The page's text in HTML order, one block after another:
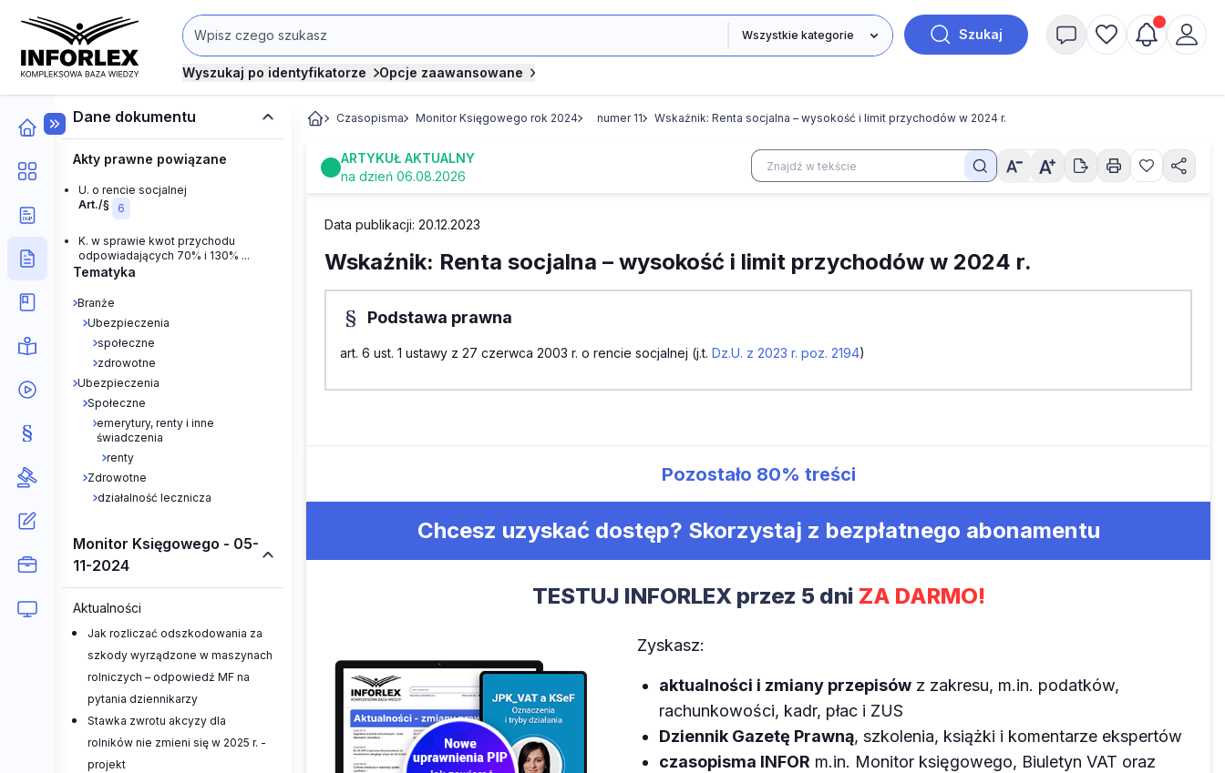
Szukaj
Wyszukaj po identyfikatorze Opcje zaawansowane
Dane dokumentu
Akty prawne powiązane
U. o rencie socjalnej
Art./§
6
K. w sprawie kwot przychodu
odpowiadających 70% i 130% ...
Tematyka
Branże
Ubezpieczenia
społeczne
zdrowotne
Ubezpieczenia
Społeczne
emerytury, renty i inne
świadczenia
renty
Zdrowotne
działalność lecznicza
Monitor Księgowego - 05-
11-2024
Aktualności
Jak rozliczać odszkodowania za
szkody wyrządzone w maszynach
rolniczych – odpowiedź MF na
pytania dziennikarzy
Stawka zwrotu akcyzy dla
rolników nie zmieni się w 2025 r. -
projekt
Czasopisma Monitor Księgowego rok 2024 numer 11 Wskaźnik: Renta socjalna – wysokość i limit przychodów w 2024 r.
ARTYKUŁ AKTUALNY
na dzień 06.08.2026
Data publikacji: 20.12.2023
Wskaźnik: Renta socjalna – wysokość i limit przychodów w 2024 r.
Podstawa prawna
art. 6 ust. 1 ustawy z 27 czerwca 2003 r. o rencie socjalnej (j.t. Dz.U. z 2023 r. poz. 2194)
Pozostało 80% treści
Chcesz uzyskać dostęp? Skorzystaj z bezpłatnego abonamentu
TESTUJ INFORLEX przez 5 dni ZA DARMO!
Zyskasz:
aktualności i zmiany przepisówz zakresu, m.in. podatków,
rachunkowości, kadr, płac i ZUS
Dziennik Gazetę Prawną, szkolenia, książki i komentarze ekspertów
czasopisma INFOR m.in. Monitor księgowego, Biuletyn VAT oraz